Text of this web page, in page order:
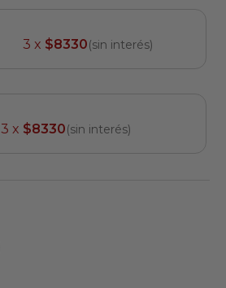
3 x $8330(sin interés)
3 x $8330(sin interés)